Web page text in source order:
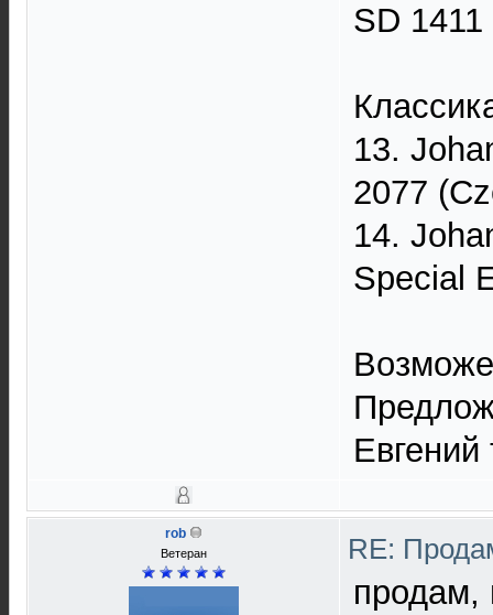
SD
13.
2077
14.
Special
Евгений
rob
Ветеран RE:
продам,